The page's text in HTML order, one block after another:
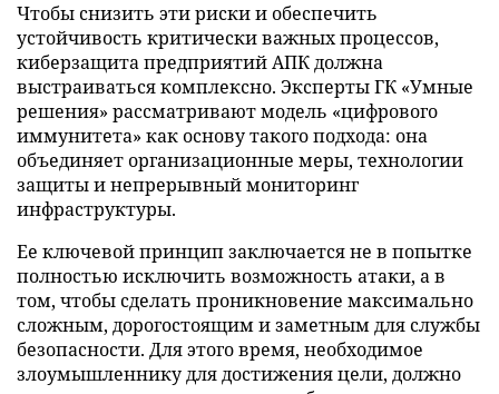
Чтобы снизить эти риски и обеспечить
устойчивость критически важных процессов,
киберзащита предприятий АПК должна
выстраиваться комплексно. Эксперты ГК «Умные
решения» рассматривают модель «цифрового
иммунитета» как основу такого подхода: она
объединяет организационные меры, технологии
защиты и непрерывный мониторинг
инфраструктуры.
Ее ключевой принцип заключается не в попытке
полностью исключить возможность атаки, а в
том, чтобы сделать проникновение максимально
сложным, дорогостоящим и заметным для службы
безопасности. Для этого время, необходимое
злоумышленнику для достижения цели, должно